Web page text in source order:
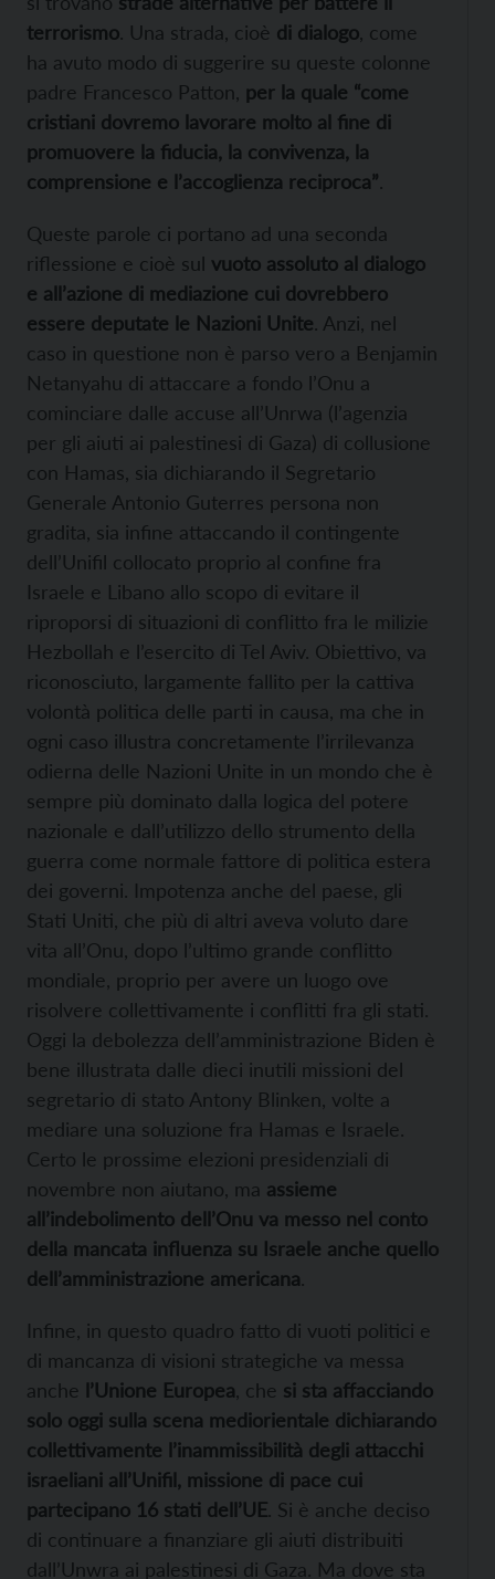
terrorismo. Una strada, cioè di dialogo , come
ha avuto modo di suggerire su queste colonne
padre Francesco Patton, per la quale “come
cristiani dovremo lavorare molto al fine di
promuovere la fiducia, la convivenza, la
comprensione e l’accoglienza reciproca”.
Queste parole ci portano ad una seconda
riflessione e cioè sul vuoto assoluto al dialogo
e all’azione di mediazione cui dovrebbero
essere deputate le Nazioni Unite. Anzi, nel
caso in questione non è parso vero a Benjamin
Netanyahu di attaccare a fondo l’Onu a
cominciare dalle accuse all’Unrwa (l’agenzia
per gli aiuti ai palestinesi di Gaza) di collusione
con Hamas, sia dichiarando il Segretario
Generale Antonio Guterres persona non
gradita, sia infine attaccando il contingente
dell’Unifil collocato proprio al confine fra
Israele e Libano allo scopo di evitare il
riproporsi di situazioni di conflitto fra le milizie
Hezbollah e l’esercito di Tel Aviv. Obiettivo, va
riconosciuto, largamente fallito per la cattiva
volontà politica delle parti in causa, ma che in
ogni caso illustra concretamente l’irrilevanza
odierna delle Nazioni Unite in un mondo che è
sempre più dominato dalla logica del potere
nazionale e dall’utilizzo dello strumento della
guerra come normale fattore di politica estera
dei governi. Impotenza anche del paese, gli
Stati Uniti, che più di altri aveva voluto dare
vita all’Onu, dopo l’ultimo grande conflitto
mondiale, proprio per avere un luogo ove
risolvere collettivamente i conflitti fra gli stati.
Oggi la debolezza dell’amministrazione Biden è
bene illustrata dalle dieci inutili missioni del
segretario di stato Antony Blinken, volte a
mediare una soluzione fra Hamas e Israele.
Certo le prossime elezioni presidenziali di
novembre non aiutano, ma assieme
all’indebolimento dell’Onu va messo nel conto
della mancata influenza su Israele anche quello
dell’amministrazione americana.
Infine, in questo quadro fatto di vuoti politici e
di mancanza di visioni strategiche va messa
anche l’Unione Europea , che si sta affacciando
solo oggi sulla scena mediorientale dichiarando
collettivamente l’inammissibilità degli attacchi
israeliani all’Unifil, missione di pace cui
partecipano 16 stati dell’UE. Si è anche deciso
di continuare a finanziare gli aiuti distribuiti
dall’Unwra ai palestinesi di Gaza. Ma dove sta